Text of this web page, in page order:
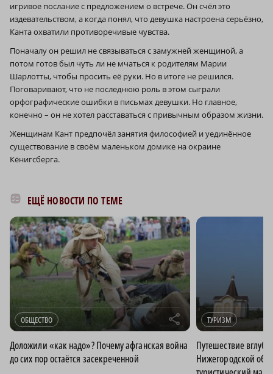
игривое послание с предложением о встрече. Он счёл это
издевательством, а когда понял, что девушка настроена серьёзно,
Канта охватили противоречивые чувства.
Поначалу он решил не связываться с замужней женщиной, а
потом готов был чуть ли не мчаться к родителям Марии
Шарлотты, чтобы просить её руки. Но в итоге не решился.
Поговаривают, что не последнюю роль в этом сыграли
орфографические ошибки в письмах девушки. Но главное,
конечно – он не хотел расставаться с привычным образом жизни.
Женщинам Кант предпочёл занятия философией и уединённое
существование в своём маленьком домике на окраине
Кёнигсберга.
ЕЩЁ НОВОСТИ ПО ТЕМЕ
ОБЩЕСТВО r
Доложили «как надо»? Почему афганская война
до сих пор остаётся засекреченной
ТУРИЗМ
Путешествие
Нижегородской